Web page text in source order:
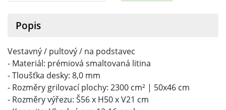
Popis
Vestavný / pultový / na podstavec
- Materiál: prémiová smaltovaná litina
- Tloušťka desky: 8,0 mm
- Rozměry grilovací plochy: 2300 cm² | 50x46 cm
- Rozměry výřezu: Š56 x H50 x V21 cm